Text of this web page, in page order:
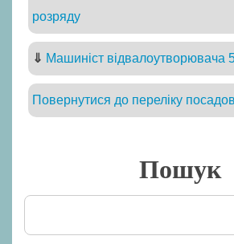
розряду
⇓ Машиніст відвалоутворювача
Повернутися до переліку
Пошук